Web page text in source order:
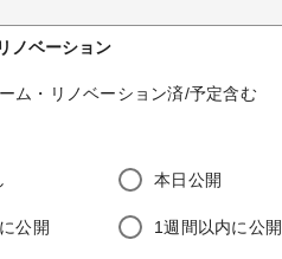
ノベーション
ム・リノベーション済/予定含む
本日公開
公開 1週間以内に公開